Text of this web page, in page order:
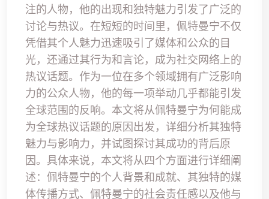
注的人物，他的出现和独特魅力引发了广泛的
讨论与热议。在短短的时间里，佩特曼宁不仅
凭借其个人魅力迅速吸引了媒体和公众的目
光，还通过其行为和言论，成为社交网络上的
热议话题。作为一位在多个领域拥有广泛影响
力的公众人物，他的每一项举动几乎都能引发
全球范围的反响。本文将从佩特曼宁为何能成
为全球热议话题的原因出发，详细分析其独特
魅力与影响力，并试图探讨其成功的背后原
因。具体来说，本文将从四个方面进行详细阐
述：佩特曼宁的个人背景和成就、其独特的媒
体传播方式、佩特曼宁的社会责任感以及他与